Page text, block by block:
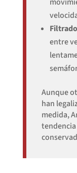
entre
Aunque
han
medida,